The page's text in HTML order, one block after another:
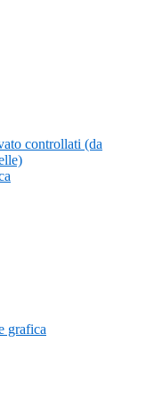
controllati (da
grafica